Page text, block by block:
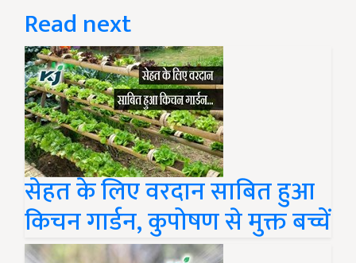
Read next
सेहत के लिए वरदान साबित हुआ
किचन गार्डन, कुपोषण से मुक्त बच्चें